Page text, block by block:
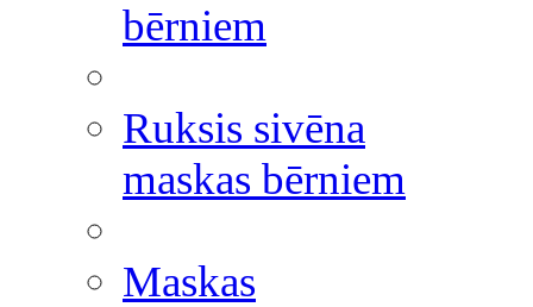
bērniem
Ruksis sivēna
maskas bērniem
Maskas